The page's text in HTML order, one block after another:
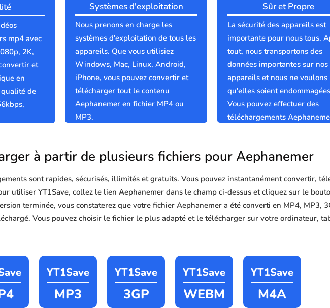
mp4 avec
2K,
et
en
de
Systèmes d'exploitation
Nous prenons en charge les
systèmes d'exploitation de tous les
appareils. Que vous utilisiez
Windows, Mac, Linux, Android,
iPhone, vous pouvez convertir et
télécharger tout le contenu
Aephanemer en fichier MP4 ou
MP3.
Sûr et Propre
La sécurité des appareils est
importante pour nous tous.
tout, nous transportons des
données importantes sur nos
appareils et nous ne voulons
qu'elles soient
Vous pouvez effectuer des
téléchargements
à partir de plusieurs fichiers pour Aephanemer
sont rapides, sécurisés, illimités et gratuits. Vous pouvez instantanément convertir,
utiliser YT1Save, collez le lien Aephanemer dans le champ ci-dessus et cliquez sur le
terminée, vous constaterez que votre fichier Aephanemer a été converti en MP4, MP3,
Vous pouvez choisir le fichier le plus adapté et le télécharger sur votre ordinateur,
YT1Save
MP3
YT1Save
3GP
YT1Save
WEBM
YT1Save
M4A